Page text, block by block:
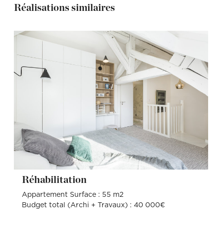
Réalisations similaires
Réhabilitation
Appartement Surface : 55 m2
Budget total (Archi + Travaux) : 40 000€